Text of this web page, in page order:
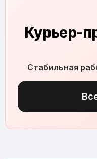
Курьер-
Стабильная